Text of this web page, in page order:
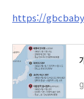
https://